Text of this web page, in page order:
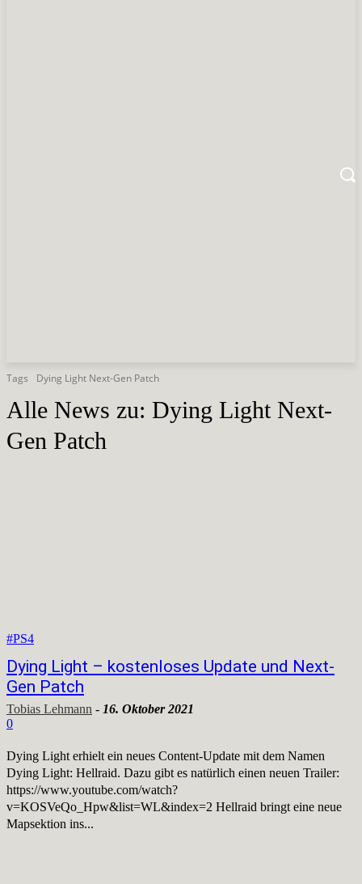
Tags Dying Light Next-Gen Patch
Alle News zu: Dying Light Next-
Gen Patch
#PS4
Dying Light – kostenloses Update und Next-
Gen Patch
Tobias Lehmann - 16. Oktober 2021
0
Dying Light erhielt ein neues Content-Update mit dem Namen
Dying Light: Hellraid. Dazu gibt es natürlich einen neuen Trailer:
https://www.youtube.com/watch?
v=KOSVeQo_Hpw&list=WL&index=2 Hellraid bringt eine neue
Mapsektion ins...